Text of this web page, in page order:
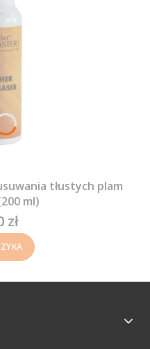
usuwania tłustych plam
ml)
zł